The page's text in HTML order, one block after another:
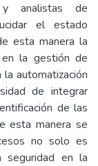
y analistas de
el estado
esta manera la
la gestión de
automatización
de integrar
de las
esta manera se
no solo es
seguridad en la